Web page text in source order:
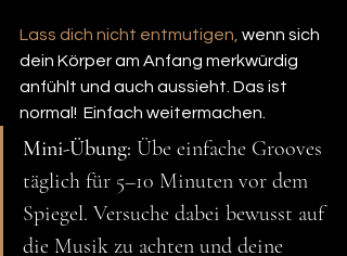
Lass dich nicht entmutigen, wenn sich
dein Körper am Anfang merkwürdig
anfühlt und auch aussieht. Das ist
normal!  Einfach weitermachen.
Mini-Übung: Übe einfache Grooves
täglich für 5–10 Minuten vor dem
Spiegel. Versuche dabei bewusst auf
die Musik zu achten und deine